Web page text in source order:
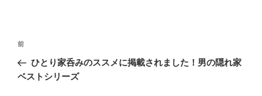
投
ナ
前
の
投
前
ひとり家呑みのススメに掲載されました！男の隠れ家
ベストシリーズ